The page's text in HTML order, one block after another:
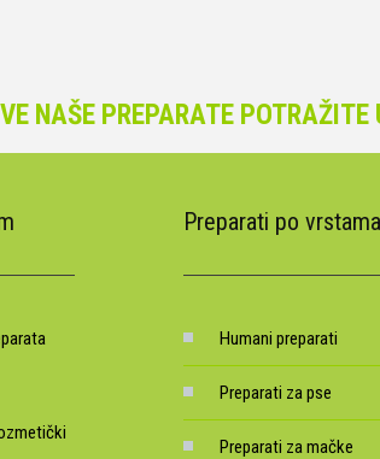
PREPARATE POTRAŽITE U
Preparati po vrstama
Humani preparati
Preparati za pse
Preparati za mačke